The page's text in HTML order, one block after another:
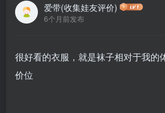
爱带(收集娃友评价)
6个月前发布
很好看的衣服，就是袜子相对于我的
价位